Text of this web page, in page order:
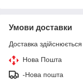
Умови доставки
Доставка
Нова Пошта
-Нова пошта